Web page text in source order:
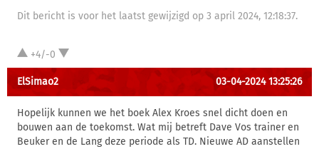
Dit bericht is voor het laatst gewijzigd op 3 april 2024, 12:18:37.
+4/-0
ElSimao2 03-04-2024 13:25:26
Hopelijk kunnen we het boek Alex Kroes snel dicht doen en
bouwen aan de toekomst. Wat mij betreft Dave Vos trainer en
Beuker en de Lang deze periode als TD. Nieuwe AD aanstellen